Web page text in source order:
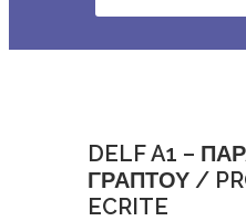
DELF A1 –
ΓΡΑΠΤΟΥ /
ECRITE